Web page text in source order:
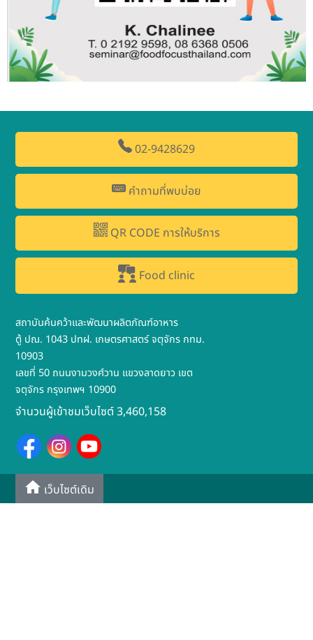
02-9428629
คำถามที่พบบ่อย
QR CODE การให้บริการ
Food clinic
สถาบันค้นคว้าและพัฒนาผลิตภัณฑ์อาหาร
ตู้ ปณ. 1043 ปทฝ. เกษตรศาสตร์ จตุจักร กทม.
10903
เลขที่ 50 ถนนงามวงศ์วาน แขวงลาดยาว เขต
จตุจักร กรุงเทพฯ 10900
จำนวนผู้เข้าชมเว็บไซต์ 3,460,158
เว็บไซต์เดิม